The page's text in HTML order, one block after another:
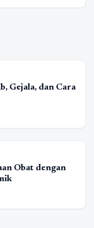
Gejala, dan Cara
Obat dengan